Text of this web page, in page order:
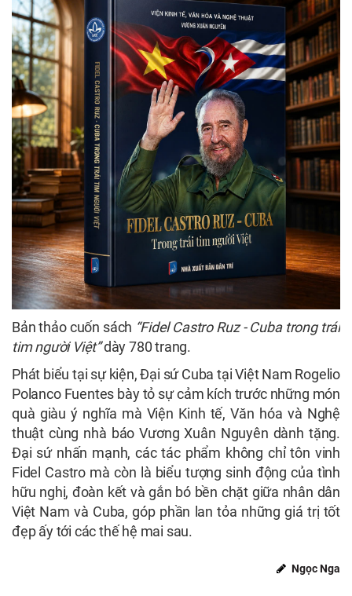
Bản thảo cuốn sách “Fidel Castro Ruz - Cuba trong trái
tim người Việt”dày 780 trang.
Phát biểu tại sự kiện, Đại sứ Cuba tại Việt Nam Rogelio
Polanco Fuentes bày tỏ sự cảm kích trước những món
quà giàu ý nghĩa mà Viện Kinh tế, Văn hóa và Nghệ
thuật cùng nhà báo Vương Xuân Nguyên dành tặng.
Đại sứ nhấn mạnh, các tác phẩm không chỉ tôn vinh
Fidel Castro mà còn là biểu tượng sinh động của tình
hữu nghị, đoàn kết và gắn bó bền chặt giữa nhân dân
Việt Nam và Cuba, góp phần lan tỏa những giá trị tốt
đẹp ấy tới các thế hệ mai sau.
Ngọc Nga